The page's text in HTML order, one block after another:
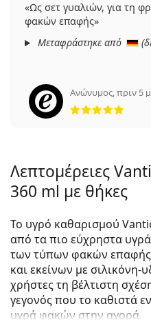
Ως σετ γυαλιών, για τη
φακών επαφής
Μεταφράστηκε από
(
Ανώνυμος,πριν 5
5
Λεπτομέρειες
360 ml με θήκες
Το υγρό καθαρισμού
από τα πιο εύχρηστα
των τύπων φακών
και εκείνων με
χρήστες τη βέλτιστη
γεγονός που το καθιστά
υγρά φακών στην αγορά.